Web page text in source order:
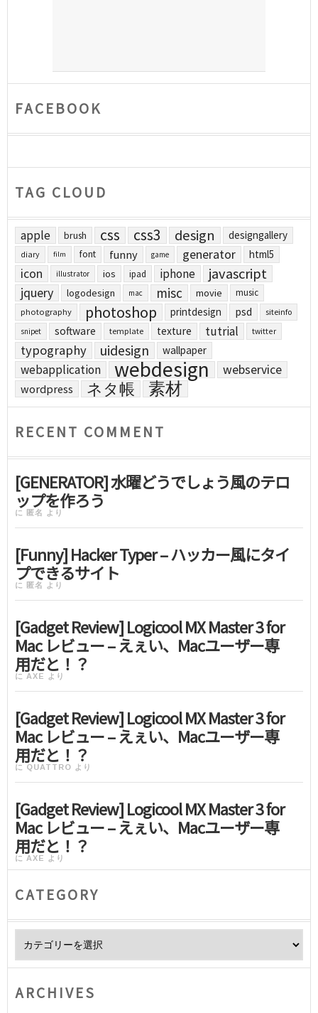
FACEBOOK
TAG CLOUD
apple brush css css3 design designgallery
diary film font funny game generator html5
icon illustrator ios ipad iphone javascript
jquery logodesign mac misc movie music
photography photoshop printdesign psd siteinfo
snipet software template texture tutrial twitter
typography uidesign wallpaper
webapplication webdesign webservice
wordpress ネタ帳 素材
RECENT COMMENT
[GENERATOR] 水曜どうでしょう風のテロ
ップを作ろう
に 匿名 より
[Funny] Hacker Typer – ハッカー風にタイ
プできるサイト
に 匿名 より
[Gadget Review] Logicool MX Master 3 for
Mac レビュー – えぇい、Macユーザー専
用だと！？
に AXE より
[Gadget Review] Logicool MX Master 3 for
Mac レビュー – えぇい、Macユーザー専
用だと！？
に QUATTRO より
[Gadget Review] Logicool MX Master 3 for
Mac レビュー – えぇい、Macユーザー専
用だと！？
に AXE より
CATEGORY
ARCHIVES